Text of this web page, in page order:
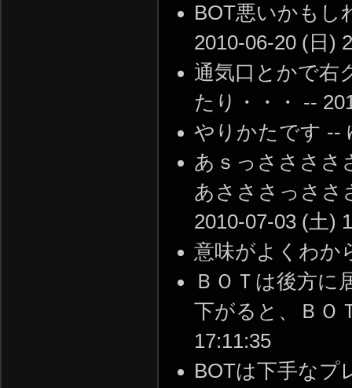
BOT悪いかもし
2010-06-20 (日)
通気口とかで右
たり・・・ --
やりかたです --
あｓっささささ
あさささっささ
2010-07-03 (土)
意味がよくわか
ＢＯＴは後方に
下がると、ＢＯ
17:11:35
BOTは下手なプ